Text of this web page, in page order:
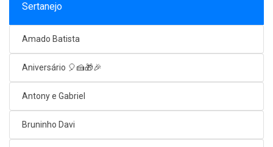
Sertanejo
Amado Batista
Aniversário 🎈🍰🎁🎉
Antony e Gabriel
Bruninho Davi